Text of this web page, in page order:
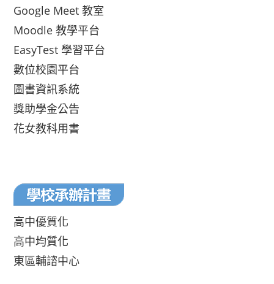
Google Meet 教室
Moodle 教學平台
EasyTest 學習平台
數位校園平台
圖書資訊系統
獎助學金公告
花女教科用書
高中優質化
高中均質化
東區輔諮中心